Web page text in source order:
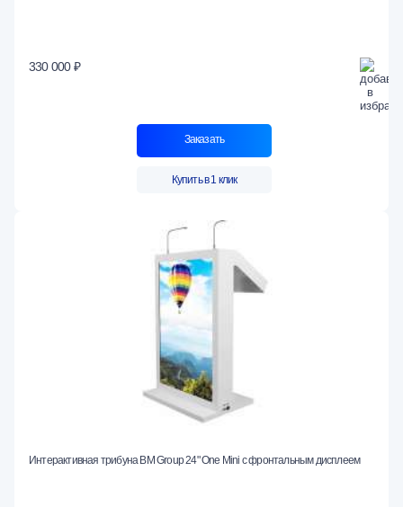
330 000 ₽
Заказать
Купить в 1 клик
Интерактивная трибуна BM Group 24" One Mini с фронтальным дисплеем